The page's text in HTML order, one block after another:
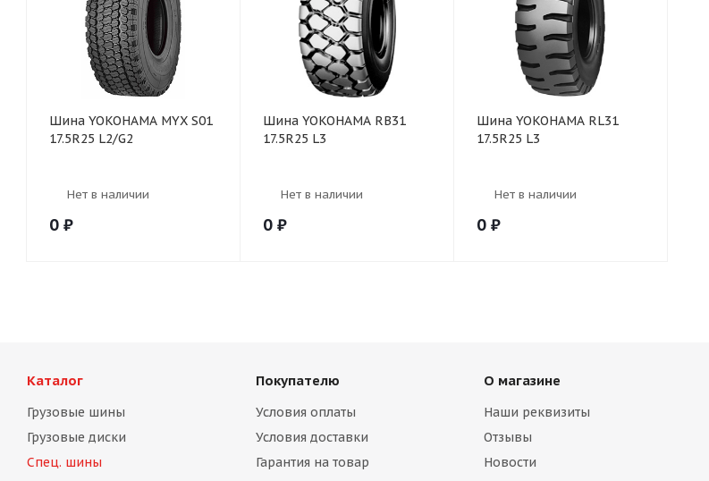
Шина YOKOHAMA MYX S01
17.5R25 L2/G2
Нет в наличии
0 ₽
Шина YOKOHAMA RB31
17.5R25 L3
Нет в наличии
0 ₽
Шина YOKOHAMA RL31
17.5R25 L3
Нет в наличии
0 ₽
Каталог
Грузовые шины
Грузовые диски
Спец. шины
Покупателю
Условия оплаты
Условия доставки
Гарантия на товар
О магазине
Наши реквизиты
Отзывы
Новости